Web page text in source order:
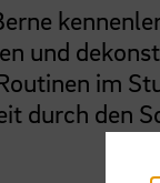
und
im
durch den